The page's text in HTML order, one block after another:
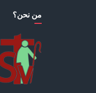
من نحن؟